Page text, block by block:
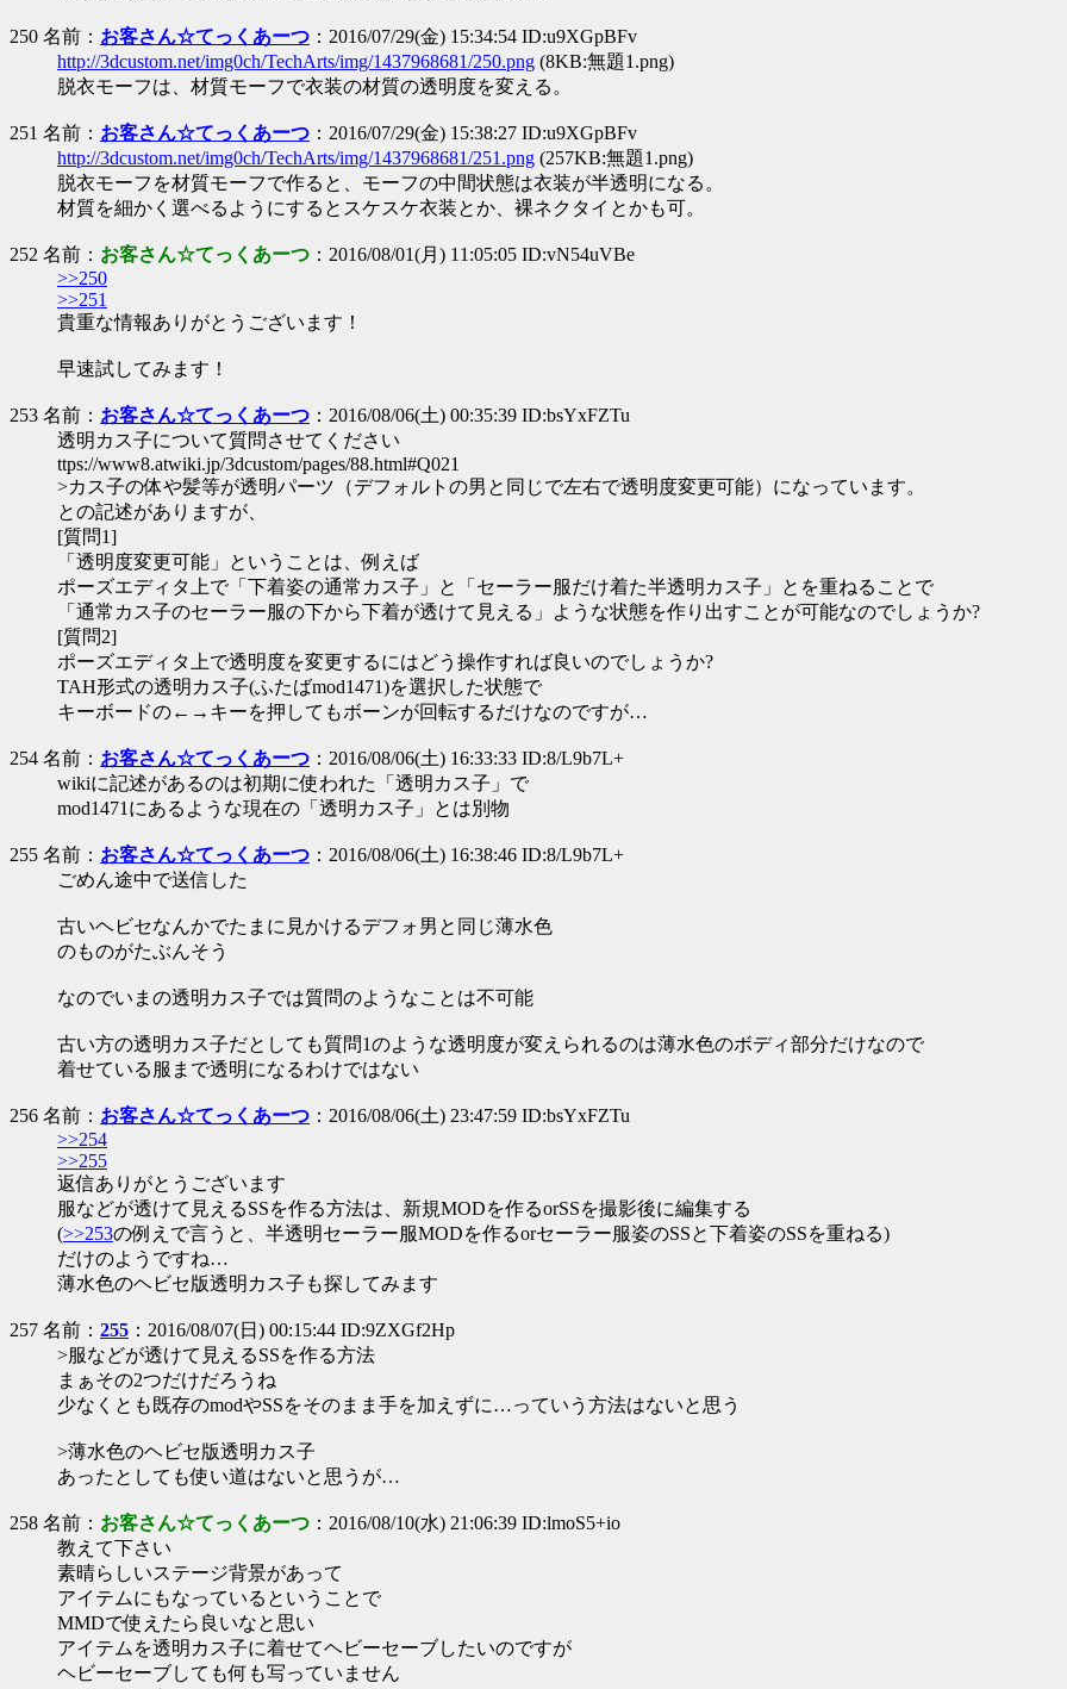
250 名前： お客さん☆てっくあーつ ：2016/07/29(金) 15:34:54 ID:u9XGpBFv
http://3dcustom.net/img0ch/TechArts/img/1437968681/250.png (8KB:無題1.png)
脱衣モーフは、材質モーフで衣装の材質の透明度を変える。
251 名前： お客さん☆てっくあーつ ：2016/07/29(金) 15:38:27 ID:u9XGpBFv
http://3dcustom.net/img0ch/TechArts/img/1437968681/251.png (257KB:無題1.png)
脱衣モーフを材質モーフで作ると、モーフの中間状態は衣装が半透明になる。
材質を細かく選べるようにするとスケスケ衣装とか、裸ネクタイとかも可。
252 名前： お客さん☆てっくあーつ ：2016/08/01(月) 11:05:05 ID:vN54uVBe
>>250
>>251
貴重な情報ありがとうございます！
早速試してみます！
253 名前： お客さん☆てっくあーつ ：2016/08/06(土) 00:35:39 ID:bsYxFZTu
透明カス子について質問させてください
ttps://www8.atwiki.jp/3dcustom/pages/88.html#Q021
>カス子の体や髪等が透明パーツ（デフォルトの男と同じで左右で透明度変更可能）になっています。
との記述がありますが、
[質問1]
「透明度変更可能」ということは、例えば
ポーズエディタ上で「下着姿の通常カス子」と「セーラー服だけ着た半透明カス子」とを重ねることで
「通常カス子のセーラー服の下から下着が透けて見える」ような状態を作り出すことが可能なのでしょうか?
[質問2]
ポーズエディタ上で透明度を変更するにはどう操作すれば良いのでしょうか?
TAH形式の透明カス子(ふたばmod1471)を選択した状態で
キーボードの←→キーを押してもボーンが回転するだけなのですが…
254 名前： お客さん☆てっくあーつ ：2016/08/06(土) 16:33:33 ID:8/L9b7L+
wikiに記述があるのは初期に使われた「透明カス子」で
mod1471にあるような現在の「透明カス子」とは別物
255 名前： お客さん☆てっくあーつ ：2016/08/06(土) 16:38:46 ID:8/L9b7L+
ごめん途中で送信した
古いヘビセなんかでたまに見かけるデフォ男と同じ薄水色
のものがたぶんそう
なのでいまの透明カス子では質問のようなことは不可能
古い方の透明カス子だとしても質問1のような透明度が変えられるのは薄水色のボディ部分だけなので
着せている服まで透明になるわけではない
256 名前： お客さん☆てっくあーつ ：2016/08/06(土) 23:47:59 ID:bsYxFZTu
>>254
>>255
返信ありがとうございます
服などが透けて見えるSSを作る方法は、新規MODを作るorSSを撮影後に編集する
(>>253の例えで言うと、半透明セーラー服MODを作るorセーラー服姿のSSと下着姿のSSを重ねる)
だけのようですね…
薄水色のヘビセ版透明カス子も探してみます
257 名前： 255 ：2016/08/07(日) 00:15:44 ID:9ZXGf2Hp
>服などが透けて見えるSSを作る方法
まぁその2つだけだろうね
少なくとも既存のmodやSSをそのまま手を加えずに…っていう方法はないと思う
>薄水色のヘビセ版透明カス子
あったとしても使い道はないと思うが…
258 名前： お客さん☆てっくあーつ ：2016/08/10(水) 21:06:39 ID:lmoS5+io
教えて下さい
素晴らしいステージ背景があって
アイテムにもなっているということで
MMDで使えたら良いなと思い
アイテムを透明カス子に着せてヘビーセーブしたいのですが
ヘビーセーブしても何も写っていません